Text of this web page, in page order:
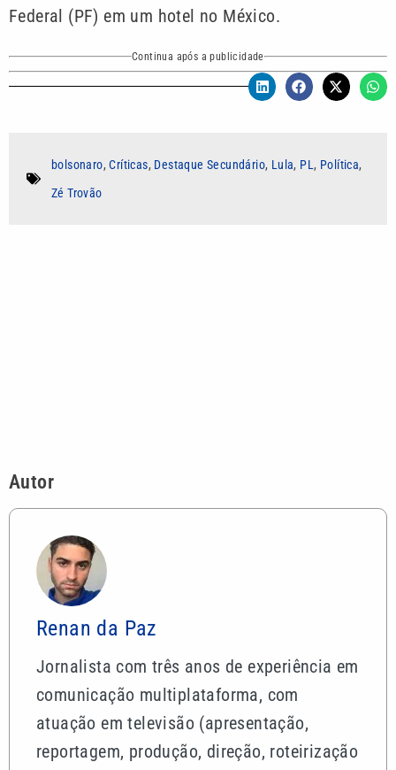
Federal (PF) em um hotel no México.
Continua após a publicidade
bolsonaro,Críticas, Destaque Secundário, Lula, PL , Política,
Zé Trovão
comunicação multiplataforma, com
reportagem, produção, direção, roteirização
e edição), assessoria de imprensa e
produção de conteúdo para redes sociais.
Atualmente, é produtor na VTV SBT e